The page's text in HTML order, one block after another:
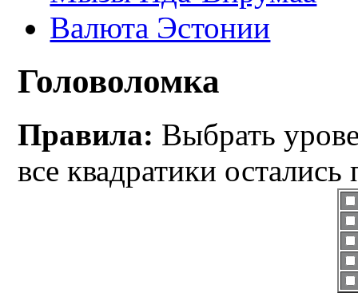
Валюта Эстонии
Головоломка
Правила: Выбрать
все квадратики